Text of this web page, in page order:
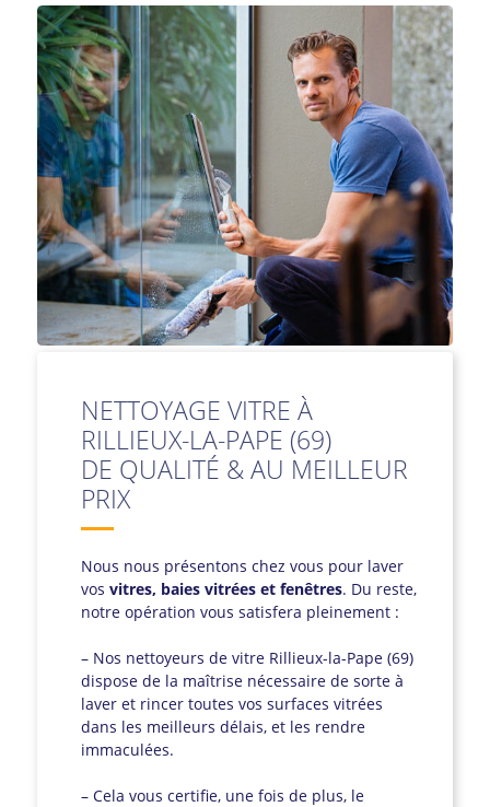
NETTOYAGE VITRE À
RILLIEUX-LA-PAPE (69)
DE QUALITÉ & AU MEILLEUR
PRIX
Nous nous présentons chez vous pour laver
vos vitres, baies vitrées et fenêtres. Du reste,
notre opération vous satisfera pleinement :
– Nos nettoyeurs de vitre Rillieux-la-Pape (69)
dispose de la maîtrise nécessaire de sorte à
laver et rincer toutes vos surfaces vitrées
dans les meilleurs délais, et les rendre
immaculées.
– Cela vous certifie, une fois de plus, le